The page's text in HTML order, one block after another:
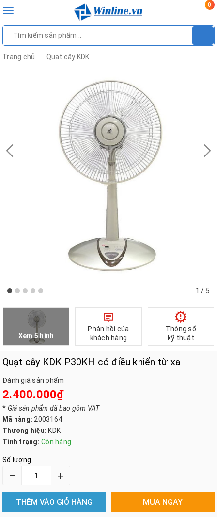
Toggle
0
Trang chủ Quạt cây KDK
1 / 5
Xem 5 hình
Phản hồi của
khách hàng
Thông số
kỹ thuật
Quạt cây KDK P30KH có điều khiển từ xa
Đánh giá sản phẩm
2.400.000₫
* Giá sản phẩm đã bao gồm VAT
Mã hàng: 2003164
Thương hiệu: KDK
Tình trạng: Còn hàng
Số lượng
– +
THÊM VÀO GIỎ HÀNG MUA NGAY